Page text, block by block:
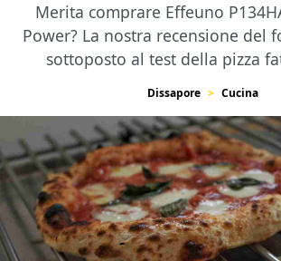
Merita comprare Effeuno
Power? La nostra recensione del
sottoposto al test della pizza
Dissapore Cucina